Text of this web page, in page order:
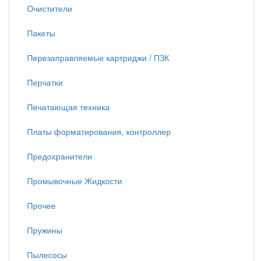
Очистители
Пакеты
Перезаправляемые картриджи / ПЗК
Перчатки
Печатающая техника
Платы форматирования, контроллер
Предохранители
Промывочные Жидкости
Прочее
Пружины
Пылесосы